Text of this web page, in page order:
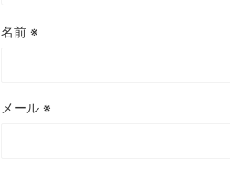
名前 ※
メール ※